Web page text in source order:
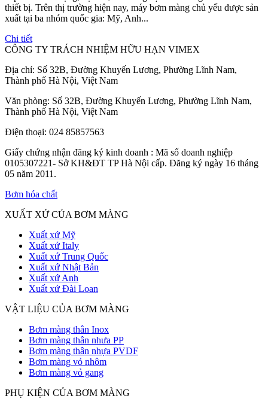
thiết bị. Trên thị trường hiện nay, máy bơm màng chủ yếu được sản
xuất tại ba nhóm quốc gia: Mỹ, Anh...
Chi tiết
CÔNG TY TRÁCH NHIỆM HỮU HẠN VIMEX
Địa chỉ: Số 32B, Đường Khuyến Lương, Phường Lĩnh Nam,
Thành phố Hà Nội, Việt Nam
Văn phòng: Số 32B, Đường Khuyến Lương, Phường Lĩnh Nam,
Thành phố Hà Nội, Việt Nam
Điện thoại: 024 85857563
Giấy chứng nhận đăng ký kinh doanh : Mã số doanh nghiệp
0105307221- Sở KH&ĐT TP Hà Nội cấp. Đăng ký ngày 16 tháng
05 năm 2011.
Bơm hóa chất
XUẤT XỨ CỦA BƠM MÀNG
Xuất xứ Mỹ
Xuất xứ Italy
Xuất xứ Trung Quốc
Xuất xứ Nhật Bản
Xuất xứ Anh
Xuất xứ Đài Loan
VẬT LIỆU CỦA BƠM MÀNG
Bơm màng thân Inox
Bơm màng thân nhưa PP
Bơm màng thân nhựa PVDF
Bơm màng vỏ nhôm
Bơm màng vỏ gang
PHỤ KIỆN CỦA BƠM MÀNG